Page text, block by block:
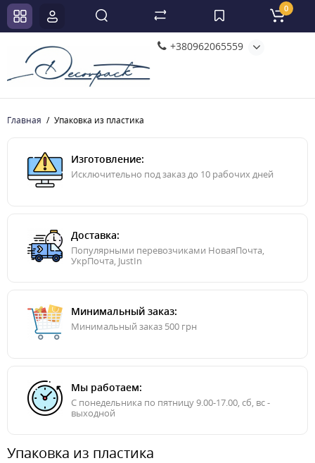
+380962065559
0
Главная Упаковка из пластика
Изготовление:
Исключительно под заказ до 10 рабочих дней
Доставка:
Популярными перевозчиками НоваяПочта,
УкрПочта, JustIn
Минимальный заказ:
Минимальный заказ 500 грн
Мы работаем:
C понедельника по пятницу 9.00-17.00, сб, вс -
выходной
Упаковка из пластика